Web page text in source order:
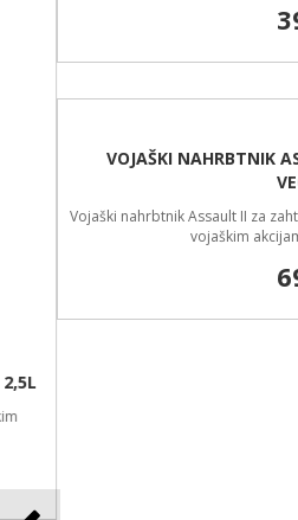
VOJAŠKI NAHRBTNIK
Vojaški nahrbtnik Assault II za
vojaškim akcijam ter